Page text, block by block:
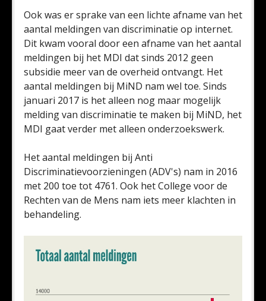
Ook was er sprake van een lichte afname van het
aantal meldingen van discriminatie op internet.
Dit kwam vooral door een afname van het aantal
meldingen bij het MDI dat sinds 2012 geen
subsidie meer van de overheid ontvangt. Het
aantal meldingen bij MiND nam wel toe. Sinds
januari 2017 is het alleen nog maar mogelijk
melding van discriminatie te maken bij MiND, het
MDI gaat verder met alleen onderzoekswerk.
Het aantal meldingen bij Anti
Discriminatievoorzieningen (ADV's) nam in 2016
met 200 toe tot 4761. Ook het College voor de
Rechten van de Mens nam iets meer klachten in
behandeling.